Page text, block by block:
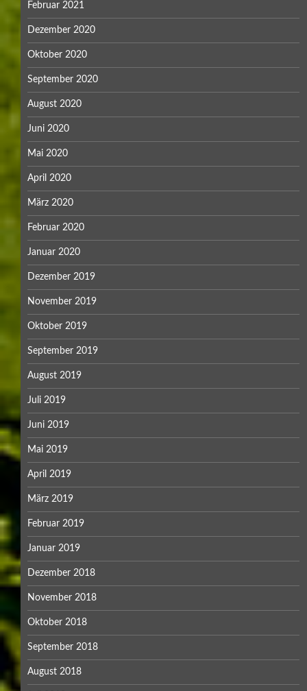
Februar 2021
Dezember 2020
Oktober 2020
September 2020
August 2020
Juni 2020
Mai 2020
April 2020
März 2020
Februar 2020
Januar 2020
Dezember 2019
November 2019
Oktober 2019
September 2019
August 2019
Juli 2019
Juni 2019
Mai 2019
April 2019
März 2019
Februar 2019
Januar 2019
Dezember 2018
November 2018
Oktober 2018
September 2018
August 2018